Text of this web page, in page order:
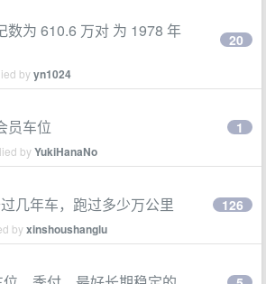
数为 610.6 万对 为 1978 年
byyn1024
20
员车位
byYukiHanaNo
1
几年车，跑过多少万公里
byxinshoushanglu
126